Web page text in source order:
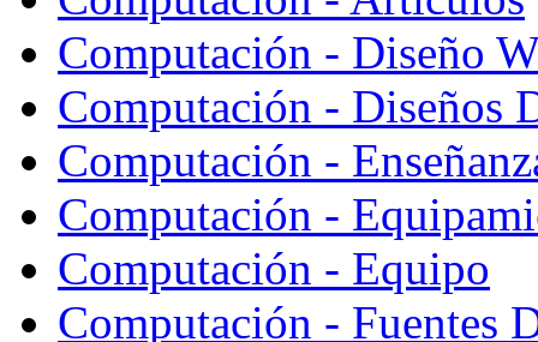
Computación - Diseño
Computación - Diseños
Computación -
Computación -
Computación - Equipo
Computación - Fuentes